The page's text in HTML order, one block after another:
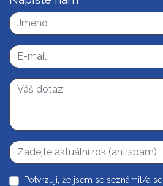
Potvrzuji, že jsem se seznámil/a se